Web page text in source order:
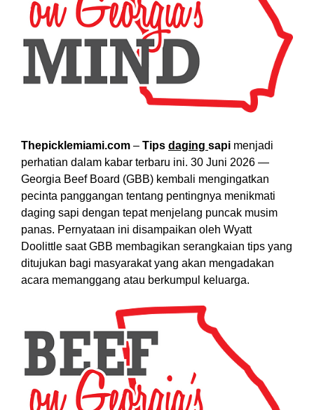
Thepicklemiami.com – Tips daging sapi menjadi
perhatian dalam kabar terbaru ini. 30 Juni 2026 —
Georgia Beef Board (GBB) kembali mengingatkan
pecinta panggangan tentang pentingnya menikmati
daging sapi dengan tepat menjelang puncak musim
panas. Pernyataan ini disampaikan oleh Wyatt
Doolittle saat GBB membagikan serangkaian tips yang
ditujukan bagi masyarakat yang akan mengadakan
acara memanggang atau berkumpul keluarga.